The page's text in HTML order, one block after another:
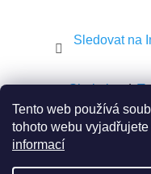
Tento web používá
tohoto webu
informací
Sledovat na
Shekel.cz